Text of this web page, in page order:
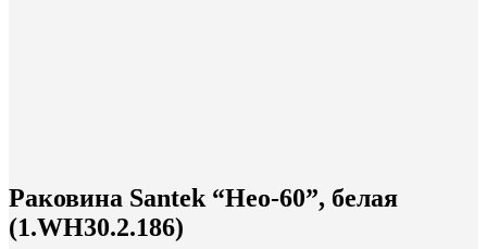
Раковина Santek “Нео-60”, белая
(1.WH30.2.186)